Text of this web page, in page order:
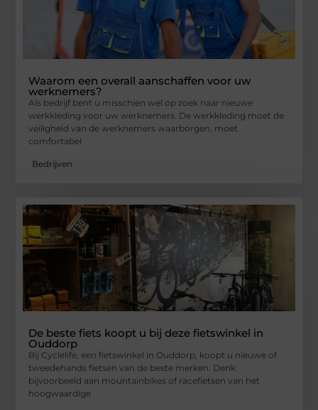
Waarom een overall aanschaffen voor uw
werknemers?
Als bedrijf bent u misschien wel op zoek naar nieuwe
werkkleding voor uw werknemers. De werkkleding moet de
veiligheid van de werknemers waarborgen, moet
comfortabel
Bedrijven
De beste fiets koopt u bij deze fietswinkel in
Ouddorp
Bij Cyclelife, een fietswinkel in Ouddorp, koopt u nieuwe of
tweedehands fietsen van de beste merken. Denk
bijvoorbeeld aan mountainbikes of racefietsen van het
hoogwaardige